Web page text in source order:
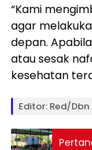
“Kami
agar
depan.
atau sesak
kesehatan
Editor: Red/Dbn